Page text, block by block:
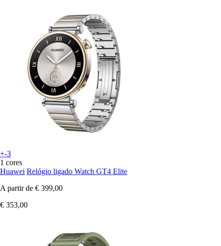
+-3
1 cores
Huawei Relógio ligado Watch GT4 Elite
A partir de € 399,00
€ 353,00